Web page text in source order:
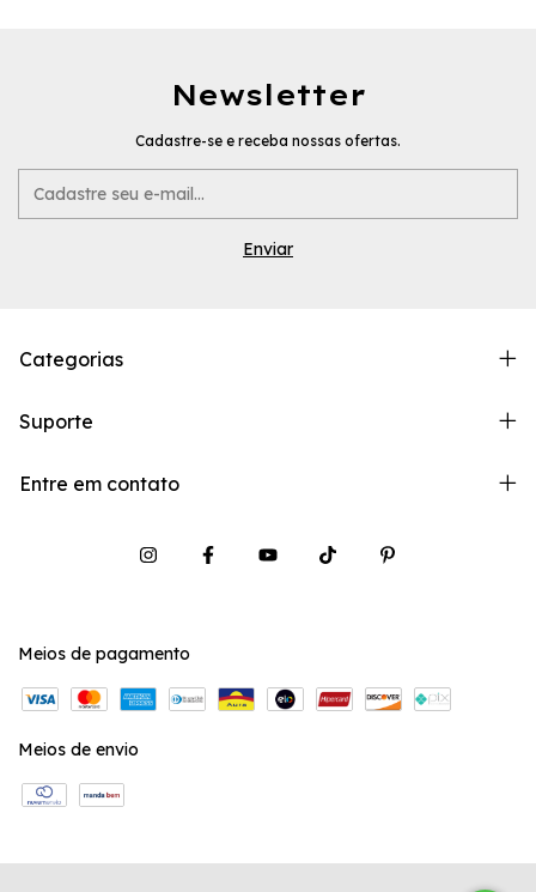
Newsletter
Cadastre-se e receba nossas ofertas.
Categorias
Suporte
Entre em contato
Meios de pagamento
Meios de envio